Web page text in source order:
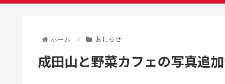
ホーム おしらせ
成田山と野菜カフェの写真追